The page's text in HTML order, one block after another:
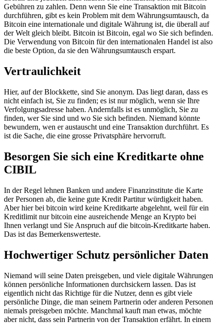
Gebühren zu zahlen. Denn wenn Sie eine Transaktion mit Bitcoin
durchführen, gibt es kein Problem mit dem Währungsumtausch, da
Bitcoin eine internationale und digitale Währung ist, die überall auf
der Welt gleich bleibt. Bitcoin ist Bitcoin, egal wo Sie sich befinden.
Die Verwendung von Bitcoin für den internationalen Handel ist also
die beste Option, da sie den Währungsumtausch erspart.
Vertraulichkeit
Hier, auf der Blockkette, sind Sie anonym. Das liegt daran, dass es
nicht einfach ist, Sie zu finden; es ist nur möglich, wenn sie Ihre
Verfolgungsadresse haben. Andernfalls ist es unmöglich, Sie zu
finden, wer Sie sind und wo Sie sich befinden. Niemand könnte
bewundern, wen er austauscht und eine Transaktion durchführt. Es
ist die Sache, die eine grosse Privatsphäre hervorruft.
Besorgen Sie sich eine Kreditkarte ohne
CIBIL
In der Regel lehnen Banken und andere Finanzinstitute die Karte
der Personen ab, die keine gute Kredit Partitur würdigkeit haben.
Aber hier bei bitcoin wird keine Kreditkarte abgelehnt, weil für ein
Kreditlimit nur bitcoin eine ausreichende Menge an Krypto bei
Ihnen verlangt und Sie Anspruch auf die bitcoin-Kreditkarte haben.
Das ist das Bemerkenswerteste.
Hochwertiger Schutz persönlicher Daten
Niemand will seine Daten preisgeben, und viele digitale Währungen
können persönliche Informationen durchsickern lassen. Das ist
eigentlich nicht das Richtige für die Nutzer, denn es gibt viele
persönliche Dinge, die man seinem Partnerin oder anderen Personen
niemals preisgeben möchte. Manchmal kauft man etwas, möchte
aber nicht, dass sein Partnerin von der Transaktion erfährt. In einem